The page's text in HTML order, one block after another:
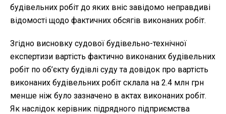
будівельних робіт до яких вніс завідомо неправдиві
відомості щодо фактичних обсягів виконаних робіт.
Згідно висновку судової будівельно-технічної
експертизи вартість фактично виконаних будівельних
робіт по об’єкту будівлі суду та довідок про вартість
виконаних будівельних робіт склала на 2.4 млн грн
менше ніж було зазначено в актах виконаних робіт.
Як наслідок керівник підрядного підприємства